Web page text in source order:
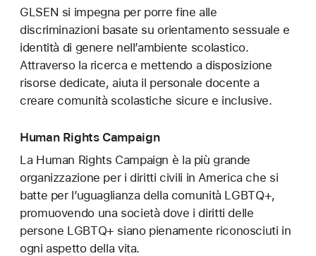
GLSEN si impegna per porre fine alle
discriminazioni basate su orientamento sessuale e
identità di genere nell’ambiente scolastico.
Attraverso la ricerca e mettendo a disposizione
risorse dedicate, aiuta il personale docente a
creare comunità scolastiche sicure e inclusive.
Human Rights Campaign
La Human Rights Campaign è la più grande
organizzazione per i diritti civili in America che si
batte per l’uguaglianza della comunità LGBTQ+,
promuovendo una società dove i diritti delle
persone LGBTQ+ siano pienamente riconosciuti in
ogni aspetto della vita.